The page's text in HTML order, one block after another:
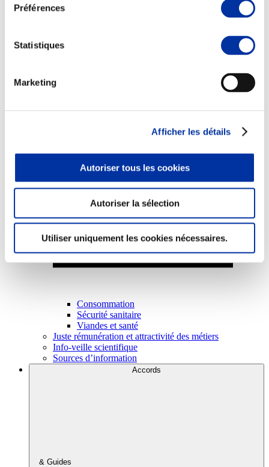
Préférences
Statistiques
Marketing
Afficher les détails
Autoriser tous les cookies
Autoriser la sélection
Utiliser uniquement les cookies nécessaires.
Consommation
Sécurité sanitaire
Viandes et santé
Juste rémunération et attractivité des métiers
Info-veille scientifique
Sources d’information
Accords
& Guides